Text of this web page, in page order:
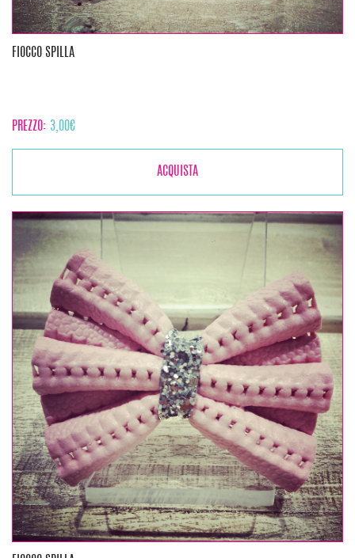
FIOCCO SPILLA
PREZZO: 3,00€
ACQUISTA